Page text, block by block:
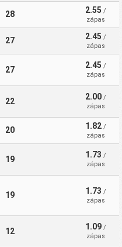
28 2.55 /
zápas
27 2.45 /
zápas
27 2.45 /
zápas
22 2.00 /
zápas
20 1.82 /
zápas
19 1.73 /
zápas
19 1.73 /
zápas
12 1.09 /
zápas